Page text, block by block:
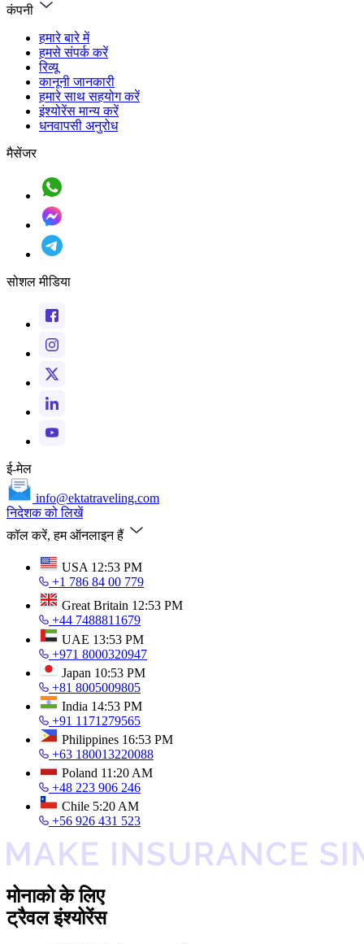
कंपनी
हमारे बारे में
हमसे संपर्क करें
रिव्यू
कानूनी जानकारी
हमारे साथ सहयोग करें
इंश्योरेंस मान्य करें
धनवापसी अनुरोध
मैसेंजर
सोशल मीडिया
ई-मेल
info@ektatraveling.com
निदेशक को लिखें
कॉल करें, हम ऑनलाइन हैं
USA 12:53 PM
+1 786 84 00 779
Great Britain 12:53 PM
+44 7488811679
UAE 13:53 PM
+971 8000320947
Japan 10:53 PM
+81 8005009805
India 14:53 PM
+91 1171279565
Philippines 16:53 PM
+63 180013220088
Poland 11:20 AM
+48 223 906 246
Chile 5:20 AM
+56 926 431 523
मोनाको के लिए
ट्रैवल इंश्योरेंस